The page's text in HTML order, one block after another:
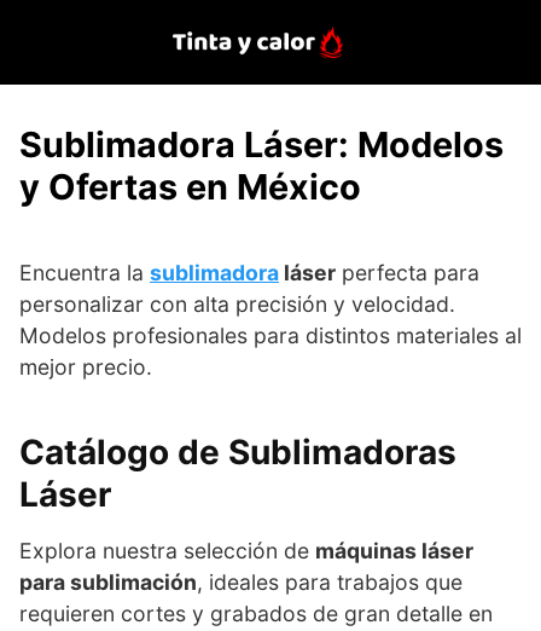
Sublimadora Láser: Modelos
y Ofertas en México
Encuentra la sublimadora láser perfecta para
personalizar con alta precisión y velocidad.
Modelos profesionales para distintos materiales al
mejor precio.
Catálogo de Sublimadoras
Láser
Explora nuestra selección de máquinas láser
para sublimación, ideales para trabajos que
requieren cortes y grabados de gran detalle en